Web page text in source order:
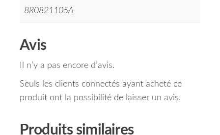
8R0821105A
Avis
Il n’y a pas encore d’avis.
Seuls les clients connectés ayant acheté ce
produit ont la possibilité de laisser un avis.
Produits similaires